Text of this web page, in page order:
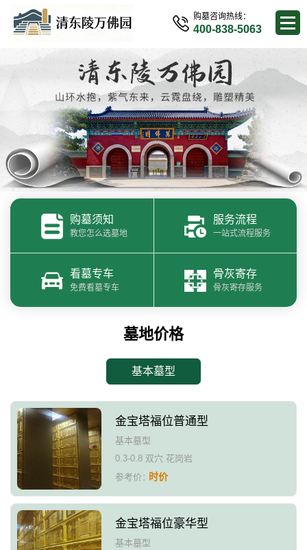
购墓咨询热线：
400-838-5063
购墓须知
教您怎么选墓地
服务流程
一站式流程服务
看墓专车
免费看墓专车
骨灰寄存
骨灰寄存服务
墓地价格
基本墓型
金宝塔福位普通型
基本墓型
0.3-0.8 双穴 花岗岩
参考价：时价
金宝塔福位豪华型
基本墓型